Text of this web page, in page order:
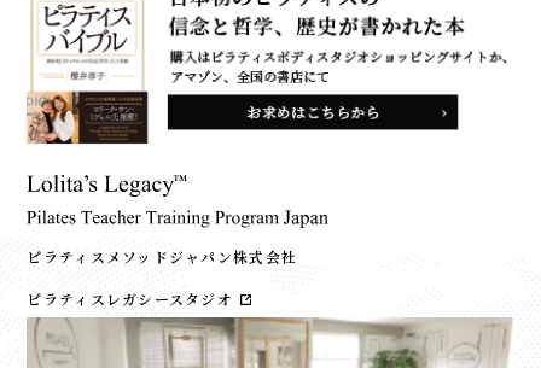
ピラティスメソッドジャパン株式会社
ピラティスレガシースタジオ